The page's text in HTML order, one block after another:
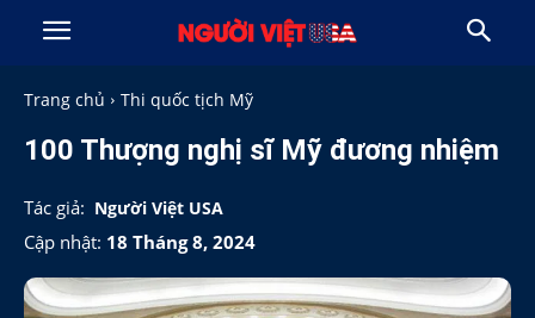
Trang chủ Thi quốc tịch Mỹ
100 Thượng nghị sĩ Mỹ đương nhiệm
Tác giả: Người Việt USA
Cập nhật: 18 Tháng 8, 2024